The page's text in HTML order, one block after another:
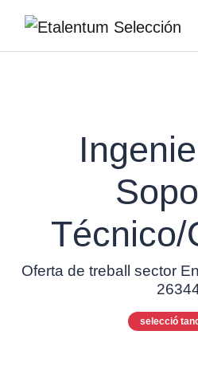
Técnico/
Oferta de treball sector
selecció